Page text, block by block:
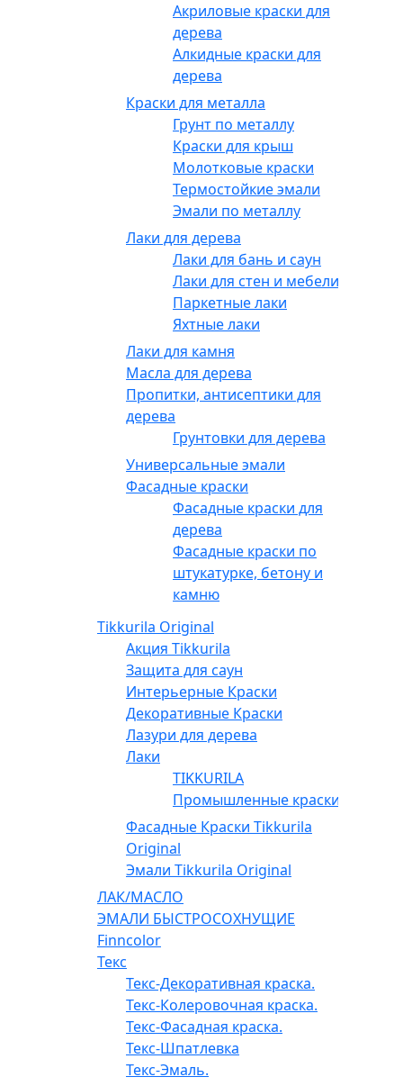
Акриловые краски для
дерева
Алкидные краски для
дерева
Краски для металла
Грунт по металлу
Краски для крыш
Молотковые краски
Термостойкие эмали
Эмали по металлу
Лаки для дерева
Лаки для бань и саун
Лаки для стен и мебели
Паркетные лаки
Яхтные лаки
Лаки для камня
Масла для дерева
Пропитки, антисептики для
дерева
Грунтовки для дерева
Универсальные эмали
Фасадные краски
Фасадные краски для
дерева
Фасадные краски по
штукатурке, бетону и
камню
Tikkurila Original
Акция Tikkurila
Защита для саун
Интерьерные Краски
Декоративные Краски
Лазури для дерева
Лаки
TIKKURILA
Промышленные краски
Фасадные Краски Tikkurila
Original
Эмали Tikkurila Original
ЛАК/МАСЛО
ЭМАЛИ БЫСТРОСОХНУЩИЕ
Finncolor
Текс
Текс-Декоративная краска.
Текс-Колеровочная краска.
Текс-Фасадная краска.
Текс-Шпатлевка
Текс-Эмаль.